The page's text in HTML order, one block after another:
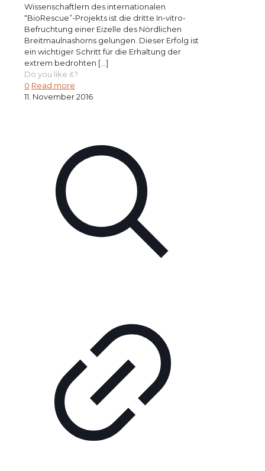
Wissenschaftlern des internationalen
“BioRescue”-Projekts ist die dritte In-vitro-
Befruchtung einer Eizelle des Nördlichen
Breitmaulnashorns gelungen. Dieser Erfolg ist
ein wichtiger Schritt für die Erhaltung der
extrem bedrohten […]
Do you like it?
0 Read more
11. November 2016